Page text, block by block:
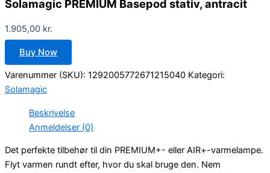
Solamagic PREMIUM Basepod stativ, antracit
1.905,00 kr.
Buy Now
Varenummer (SKU): 1292005772671215040 Kategori:
Solamagic
Beskrivelse
Anmeldelser (0)
Det perfekte tilbehør til din PREMIUM+- eller AIR+-varmelampe.
Flyt varmen rundt efter, hvor du skal bruge den. Nem